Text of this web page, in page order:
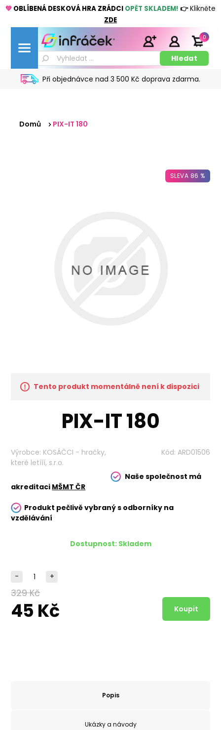
💚 OBLÍBENÁ DESKOVÁ HRA ZRÁDCI OPĚT SKLADEM! 👉Klikněte
ZDE
Při objednávce nad 3 500 Kč doprava zdarma.
0
Domů PIX-IT 180
SLEVA 86 %
Tento produkt momentálně není k dispozici
PIX-IT 180
Výrobce: KOSÁČCI - hračky,
které letííí, s.r.o.
Kód: ARD01506
Naše společnost má
akreditaci MŠMT ČR
Produkt pečlivě vybraný s odborníky na
vzdělávání
Dostupnost: Skladem
329 Kč
45 Kč
- +
Popis
Ukázky a návody